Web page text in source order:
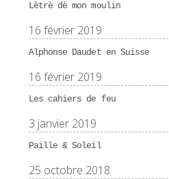
Lètrè dè mon moulin
16 février 2019
Alphonse Daudet en Suisse
16 février 2019
Les cahiers de feu
3 janvier 2019
Paille & Soleil
25 octobre 2018